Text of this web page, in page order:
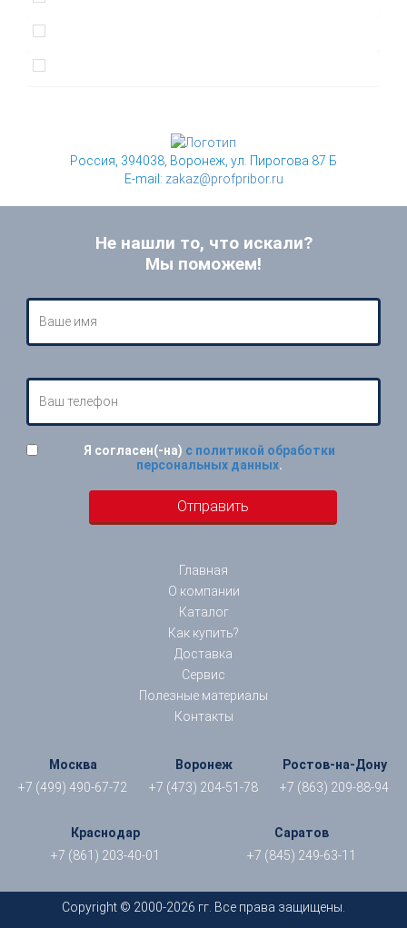
Россия, 394038, Воронеж, ул. Пирогова 87 Б
E-mail: zakaz@profpribor.ru
Не нашли то, что искали?
Мы поможем!
Я согласен(-на) с политикой обработки
персональных данных.
Главная
О компании
Каталог
Как купить?
Доставка
Сервис
Полезные материалы
Контакты
Москва
+7 (499) 490-67-72
Воронеж
+7 (473) 204-51-78
Ростов-на-Дону
+7 (863) 209-88-94
Краснодар
+7 (861) 203-40-01
Саратов
+7 (845) 249-63-11
Copyright © 2000-2026 гг. Все права защищены.